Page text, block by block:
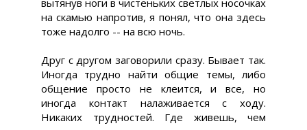
на скамью напротив, я понял, что она здесь
тоже надолго -- на всю ночь.
Друг с другом заговорили сразу. Бывает так.
Иногда трудно найти общие темы, либо
общение просто не клеится, и все, но
иногда контакт налаживается с ходу.
Никаких трудностей. Где живешь, чем